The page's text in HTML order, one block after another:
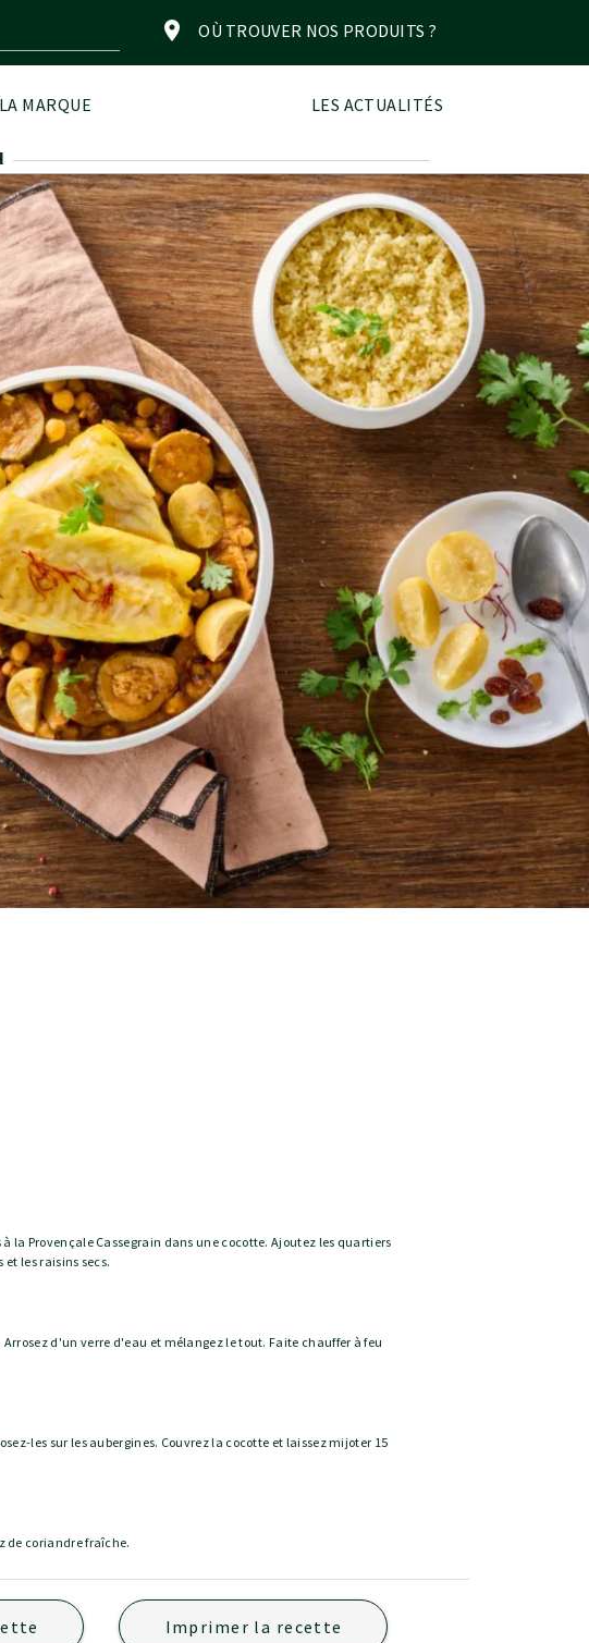
OÙ TROUVER NOS PRODUITS ?
LA MARQUE LES ACTUALITÉS
à la Provençale Cassegrain dans une cocotte. Ajoutez les quartiers
les raisins secs.
d'un verre d'eau et mélangez le tout. Faite chauffer à feu
les sur les aubergines. Couvrez la cocotte et laissez mijoter 15
de coriandre fraîche.
Imprimer la recette